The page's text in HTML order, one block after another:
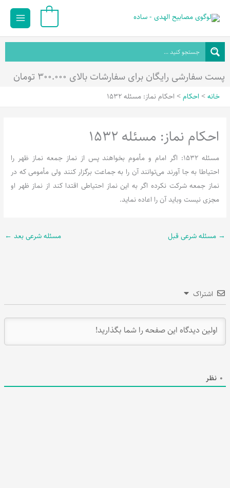
محتوا
Main
پست سفارشی رایگان برای سفارشات بالای ۳۰۰.۰۰۰ تومان
خانه احکام احکام نماز: مسئله 1532
احکام نماز: مسئله 1532
مسئله 1532: اگر امام و مأموم بخواهند پس از نماز جمعه نماز ظهر را
احتیاطا به جا آورند می‌توانند آن را به جماعت برگزار کنند ولی مأمومی که در
نماز جمعه شرکت نکرده اگر به این نماز احتیاطی اقتدا کند از نماز ظهر او
مجزی نیست وباید آن را اعاده نماید.
→ مسئله شرعی قبل مسئله شرعی بعد ←
اشتراک
0 نظر